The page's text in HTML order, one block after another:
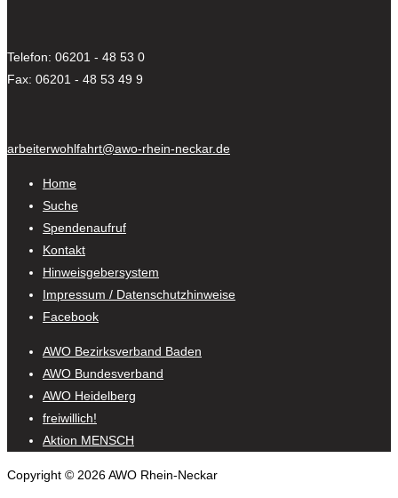
Telefon: 06201 - 48 53 0
Fax: 06201 - 48 53 49 9
arbeiterwohlfahrt@awo-rhein-neckar.de
Home
Suche
Spendenaufruf
Kontakt
Hinweisgebersystem
Impressum / Datenschutzhinweise
Facebook
AWO Bezirksverband Baden
AWO Bundesverband
AWO Heidelberg
freiwillich!
Aktion MENSCH
Copyright © 2026 AWO Rhein-Neckar